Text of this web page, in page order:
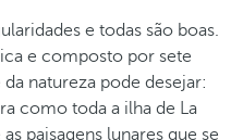
e todas são boas.
e composto por sete
natureza pode desejar:
como toda a ilha de La
paisagens lunares que se